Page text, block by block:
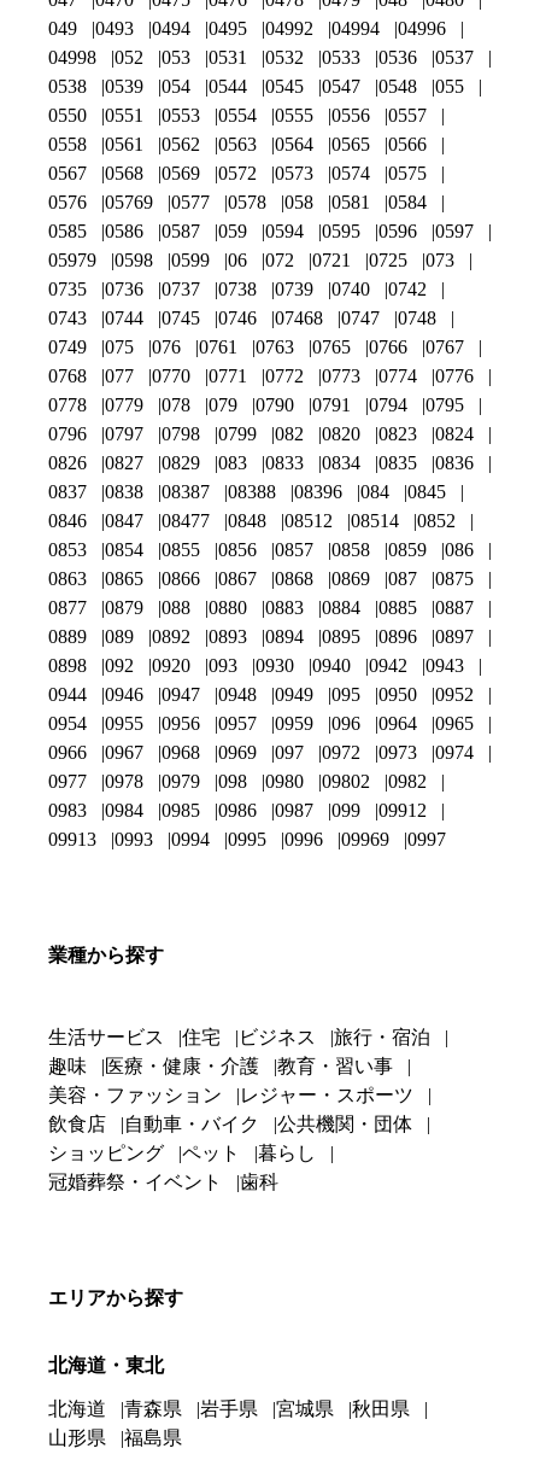
049
0493 0494 0495 04992 04994
04996
04998
052 053 0531 0532 0533 0536
0537
0538
0539 054 0544 0545 0547 0548
055
0550
0551 0553 0554 0555 0556
0557
0558
0561 0562 0563 0564 0565
0566
0567
0568 0569 0572 0573 0574
0575
0576
05769 0577 0578 058 0581
0584
0585
0586 0587 059 0594 0595 0596
0597
05979
0598 0599 06 072 0721 0725
073
0735
0736 0737 0738 0739 0740
0742
0743
0744 0745 0746 07468 0747
0748
0749
075 076 0761 0763 0765 0766
0767
0768
077 0770 0771 0772 0773 0774
0776
0778
0779 078 079 0790 0791 0794
0795
0796
0797 0798 0799 082 0820 0823
0824
0826
0827 0829 083 0833 0834 0835
0836
0837
0838 08387 08388 08396 084
0845
0846
0847 08477 0848 08512 08514
0852
0853
0854 0855 0856 0857 0858 0859
086
0863
0865 0866 0867 0868 0869 087
0875
0877
0879 088 0880 0883 0884 0885
0887
0889
089 0892 0893 0894 0895 0896
0897
0898
092 0920 093 0930 0940 0942
0943
0944
0946 0947 0948 0949 095 0950
0952
0954
0955 0956 0957 0959 096 0964
0965
0966
0967 0968 0969 097 0972 0973
0974
0977
0978 0979 098 0980 09802
0982
0983
0984 0985 0986 0987 099
09912
09913
0993 0994 0995 0996 09969 0997
業種から探す
生活サービス 住宅 ビジネス
旅行・宿泊
趣味
医療・健康・介護
教育・習い事
美容・ファッション
レジャー・スポーツ
飲食店
自動車・バイク
公共機関・団体
ショッピング
ペット
暮らし
冠婚葬祭・イベント
歯科
エリアから探す
北海道・東北
北海道 青森県 岩手県 宮城県
秋田県
山形県
福島県